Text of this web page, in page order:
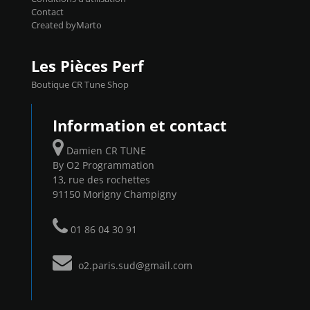
Contact
Created byMarto
Les Pièces Perf
Boutique CR Tune Shop
Information et contact
Damien CR TUNE
By O2 Programmation
13, rue des rochettes
91150 Morigny Champigny
01 86 04 30 91
o2.paris.sud@gmail.com